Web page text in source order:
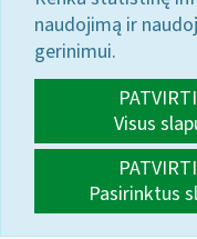
naudojimą ir
gerinimui.
Visus
Pasirinktus